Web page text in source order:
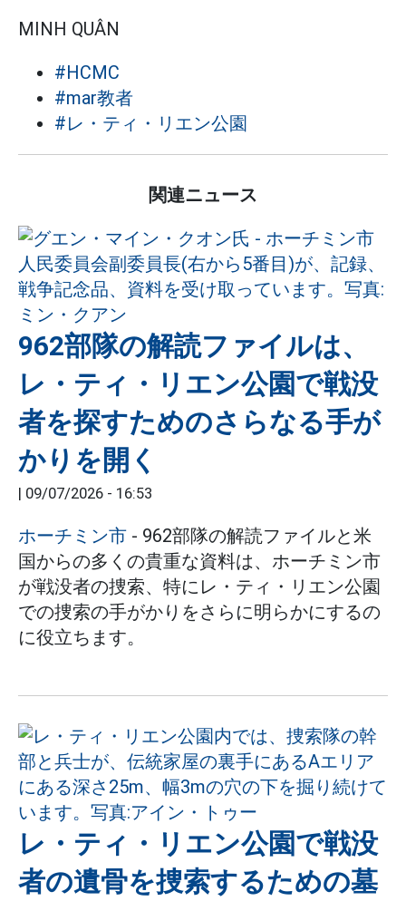
MINH QUÂN
#HCMC
#mar教者
#レ・ティ・リエン公園
関連ニュース
962部隊の解読ファイルは、
レ・ティ・リエン公園で戦没
者を探すためのさらなる手が
かりを開く
| 09/07/2026 - 16:53
ホーチミン市 - 962部隊の解読ファイルと米
国からの多くの貴重な資料は、ホーチミン市
が戦没者の捜索、特にレ・ティ・リエン公園
での捜索の手がかりをさらに明らかにするの
に役立ちます。
レ・ティ・リエン公園で戦没
者の遺骨を捜索するための墓